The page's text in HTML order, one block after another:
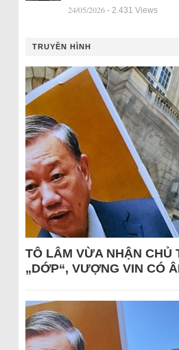
24/05/2026 - 2.431 Views
TRUYỀN HÌNH
TÔ LÂM VỪA NHẬN CHỦ
„DỚP“, VƯỢNG VIN CÓ